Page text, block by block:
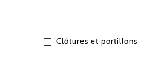
Clôtures et portillons